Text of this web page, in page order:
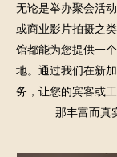
无论是举办聚会活
或商业影片拍摄之
馆都能为您提供一
地。通过我们在新
务，让您的宾客或
那丰富而真